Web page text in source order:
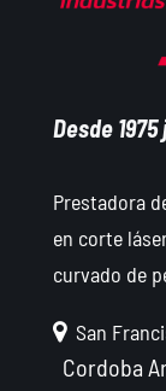
Desde
Prestadora
en corte
curvado de
San
Cordoba